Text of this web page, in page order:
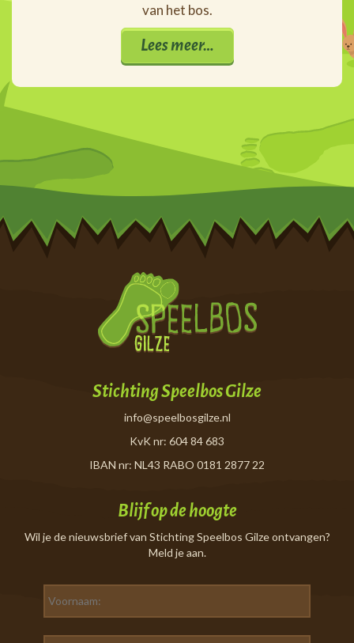
van het bos.
Lees meer…
Stichting Speelbos Gilze
info@speelbosgilze.nl
KvK nr: 604 84 683
IBAN nr: NL43 RABO 0181 2877 22
Blijf op de hoogte
Wil je de nieuwsbrief van Stichting Speelbos Gilze ontvangen?
Meld je aan.